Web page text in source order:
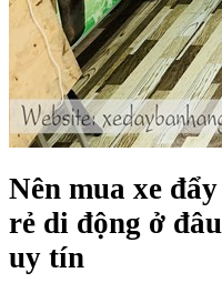
Nên mua xe
rẻ di động ở
uy tín